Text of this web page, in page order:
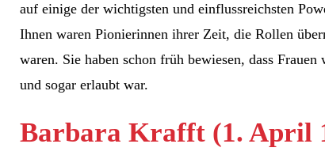
auf einige der wichtigsten und einflussreichsten
Ihnen waren Pionierinnen ihrer Zeit, die Rollen
waren. Sie haben schon früh bewiesen, dass
und sogar erlaubt war.
Barbara Krafft (1. April